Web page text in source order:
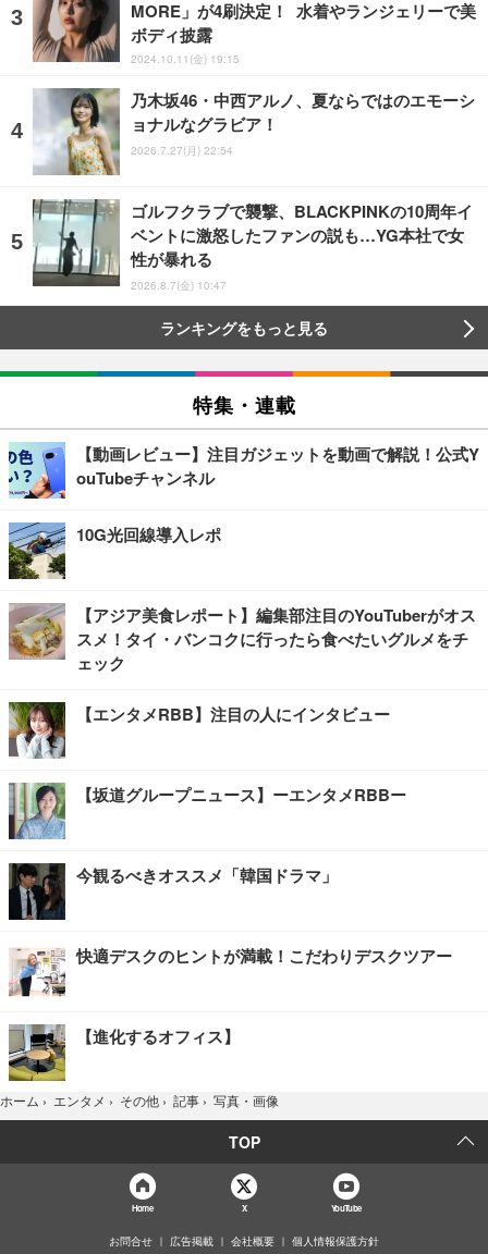
MORE」が4刷決定！ 水着やランジェリーで美
ボディ披露
2024.10.11(金) 19:15
乃木坂46・中西アルノ、夏ならではのエモーシ
ョナルなグラビア！
2026.7.27(月) 22:54
ゴルフクラブで襲撃、BLACKPINKの10周年イ
ベントに激怒したファンの説も…YG本社で女
性が暴れる
2026.8.7(金) 10:47
ランキングをもっと見る
特集・連載
【動画レビュー】注目ガジェットを動画で解説！公式Y
ouTubeチャンネル
10G光回線導入レポ
【アジア美食レポート】編集部注目のYouTuberがオス
スメ！タイ・バンコクに行ったら食べたいグルメをチ
ェック
【エンタメRBB】注目の人にインタビュー
【坂道グループニュース】ーエンタメRBBー
今観るべきオススメ「韓国ドラマ」
快適デスクのヒントが満載！こだわりデスクツアー
【進化するオフィス】
ホーム › エンタメ › その他 › 記事 › 写真・画像
TOP
Home X YouTube
お問合せ 広告掲載 会社概要 個人情報保護方針